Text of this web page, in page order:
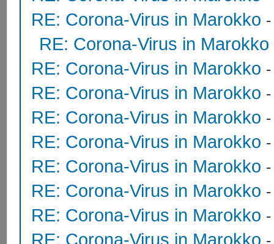
RE: Corona-Virus in Marokko
RE: Corona-Virus in Marokko
RE: Corona-Virus in Marokko
RE: Corona-Virus in Marokko
RE: Corona-Virus in Marokko
RE: Corona-Virus in Marokko
RE: Corona-Virus in Marokko
RE: Corona-Virus in Marokko
RE: Corona-Virus in Marokko
RE: Corona-Virus in Marokko